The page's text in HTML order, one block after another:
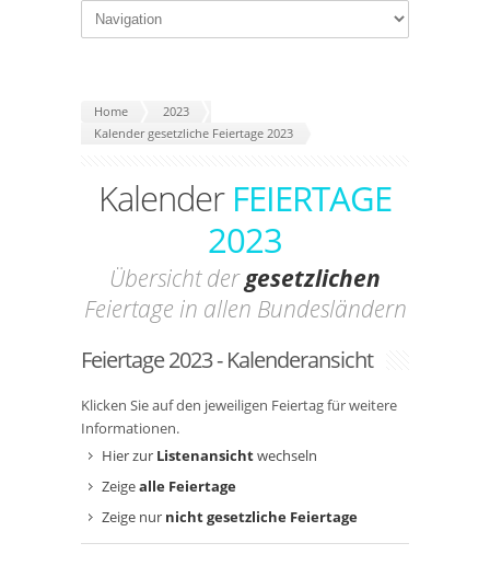
Home
2023
Kalender gesetzliche Feiertage 2023
Kalender FEIERTAGE
2023
Übersicht dergesetzlichen
Feiertage in allen Bundesländern
Feiertage 2023 - Kalenderansicht
Klicken Sie auf den jeweiligen Feiertag für weitere
Informationen.
Hier zur Listenansichtwechseln
Zeigealle Feiertage
Zeige nur nicht gesetzliche Feiertage